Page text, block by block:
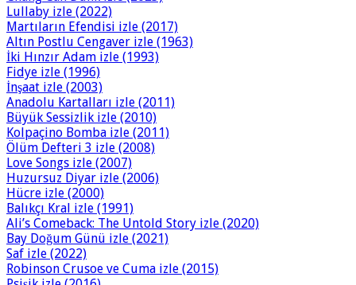
Lullaby izle (2022)
Martıların Efendisi izle (2017)
Altın Postlu Cengaver izle (1963)
İki Hınzır Adam izle (1993)
Fidye izle (1996)
İnşaat izle (2003)
Anadolu Kartalları izle (2011)
Büyük Sessizlik izle (2010)
Kolpaçino Bomba izle (2011)
Ölüm Defteri 3 izle (2008)
Love Songs izle (2007)
Huzursuz Diyar izle (2006)
Hücre izle (2000)
Balıkçı Kral izle (1991)
Ali’s Comeback: The Untold Story izle (2020)
Bay Doğum Günü izle (2021)
Saf izle (2022)
Robinson Crusoe ve Cuma izle (2015)